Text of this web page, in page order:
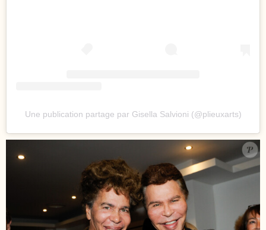
Une publication partage par Gisella Salvioni (@plieuxarts)